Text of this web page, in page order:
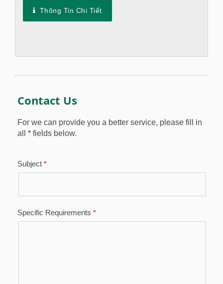
Khác Biệt Giữa Màng Hot Stamping...
Thông Tin Chi Tiết